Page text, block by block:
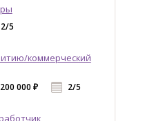
2/5
коммерческий
000 ₽ 2/5